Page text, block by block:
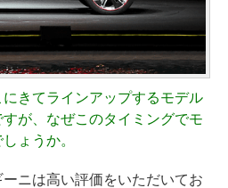
きてラインアップするモデル
が、なぜこのタイミングでモ
ょうか。
ーニは高い評価をいただいてお